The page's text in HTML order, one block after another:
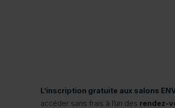
L’inscription gratuite aux salons
accéder sans frais à l’un des rendez-